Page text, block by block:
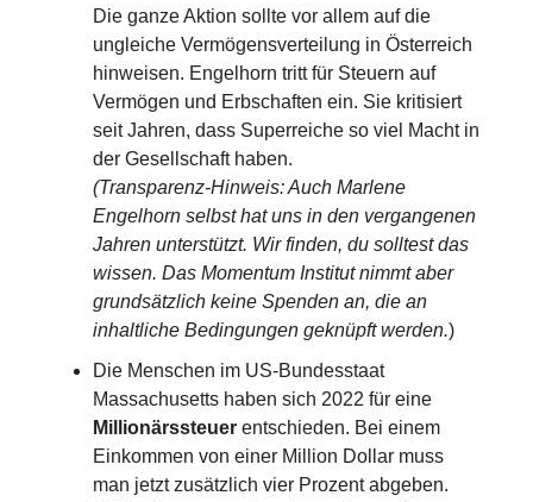
Die ganze Aktion sollte vor allem auf die
ungleiche Vermögensverteilung in Österreich
hinweisen. Engelhorn tritt für Steuern auf
Vermögen und Erbschaften ein. Sie kritisiert
seit Jahren, dass Superreiche so viel Macht in
der Gesellschaft haben.
(Transparenz-Hinweis: Auch Marlene
Engelhorn selbst hat uns in den vergangenen
Jahren unterstützt. Wir finden, du solltest das
wissen. Das Momentum Institut nimmt aber
grundsätzlich keine Spenden an, die an
inhaltliche Bedingungen geknüpft werden.)
Die Menschen im US-Bundesstaat
Massachusetts haben sich 2022 für eine
Millionärssteuer entschieden. Bei einem
Einkommen von einer Million Dollar muss
man jetzt zusätzlich vier Prozent abgeben.